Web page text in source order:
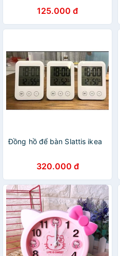
125.000 đ
Đồng hồ để bàn Slattis ikea
320.000 đ